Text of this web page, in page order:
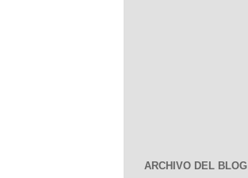
ARCHIVO DEL BLOG